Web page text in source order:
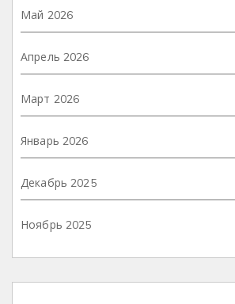
Май 2026
Апрель 2026
Март 2026
Январь 2026
Декабрь 2025
Ноябрь 2025